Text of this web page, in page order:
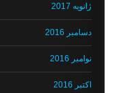
ژانویه 2017
دسامبر 2016
نوامبر 2016
اکتبر 2016